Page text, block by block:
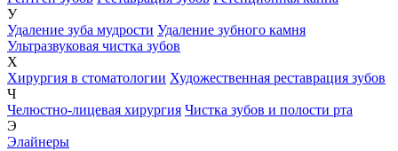
У
Удаление зуба мудрости Удаление зубного камня
Ультразвуковая чистка зубов
Х
Хирургия в стоматологии Художественная реставрация зубов
Ч
Челюстно-лицевая хирургия Чистка зубов и полости рта
Э
Элайнеры